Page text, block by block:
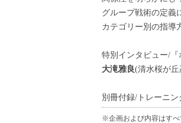
グループ戦術の定義
カテゴリー別の指導
特別インタビュー/『
大滝雅良(清水桜が
別冊付録/トレーニ
※企画および内容はすべ